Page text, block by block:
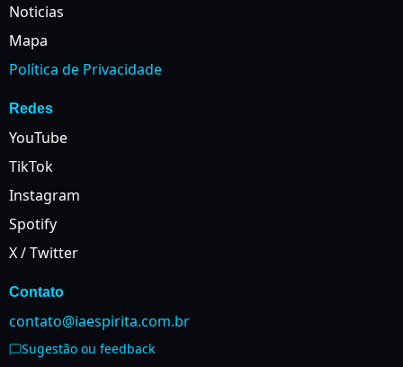
Noticias
Mapa
Política de Privacidade
Redes
YouTube
TikTok
Instagram
Spotify
X / Twitter
Contato
contato@iaespirita.com.br
Sugestão ou feedback